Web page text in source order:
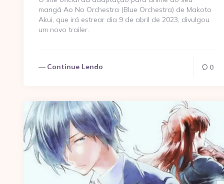
mangá Ao No Orchestra (Blue Orchestra) de Makoto
Akui, que irá estrear dia 9 de abril de 2023, divulgou
um novo trailer.
Continue Lendo 0